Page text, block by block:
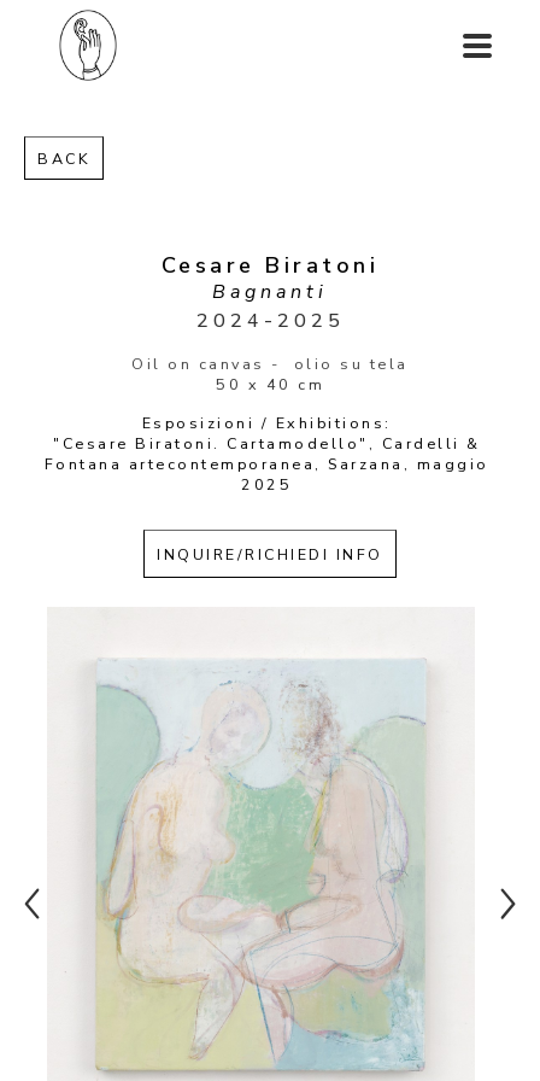
BACK
Cesare Biratoni
Bagnanti
2024-2025
Oil on canvas -  olio su tela
50 x 40 cm
Esposizioni / Exhibitions:
"Cesare Biratoni. Cartamodello", Cardelli &
Fontana artecontemporanea, Sarzana, maggio
2025
INQUIRE/RICHIEDI INFO